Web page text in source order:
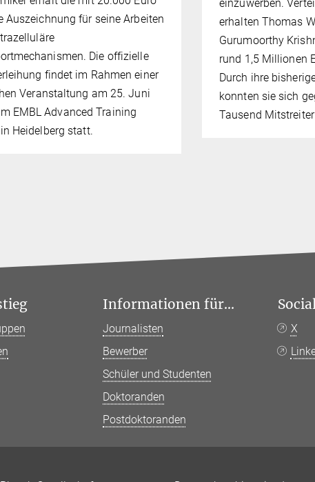
Auszeichnung für seine Arbeiten
Die offizielle
findet im Rahmen einer
Veranstaltung am 25. Juni
EMBL Advanced Training
Heidelberg statt.
einzuwerben.
erhalten Thomas
Gurumoorthy
rund 1,5 Millionen
Durch ihre
konnten sie sich
Tausend
Informationen für...
Journalisten
Bewerber
Schüler und Studenten
Doktoranden
Postdoktoranden
X